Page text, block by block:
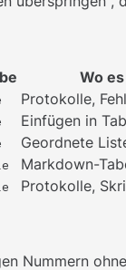
Wo
Protokolle,
Einfügen in
Geordnete
Markdown-
Protokolle,
Nummern